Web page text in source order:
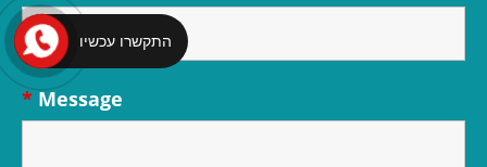
Message
*
התקשרו עכשיו